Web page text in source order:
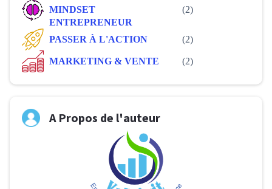
MINDSET
ENTREPRENEUR
(2)
PASSER À L'ACTION (2)
MARKETING & VENTE (2)
A Propos de l'auteur